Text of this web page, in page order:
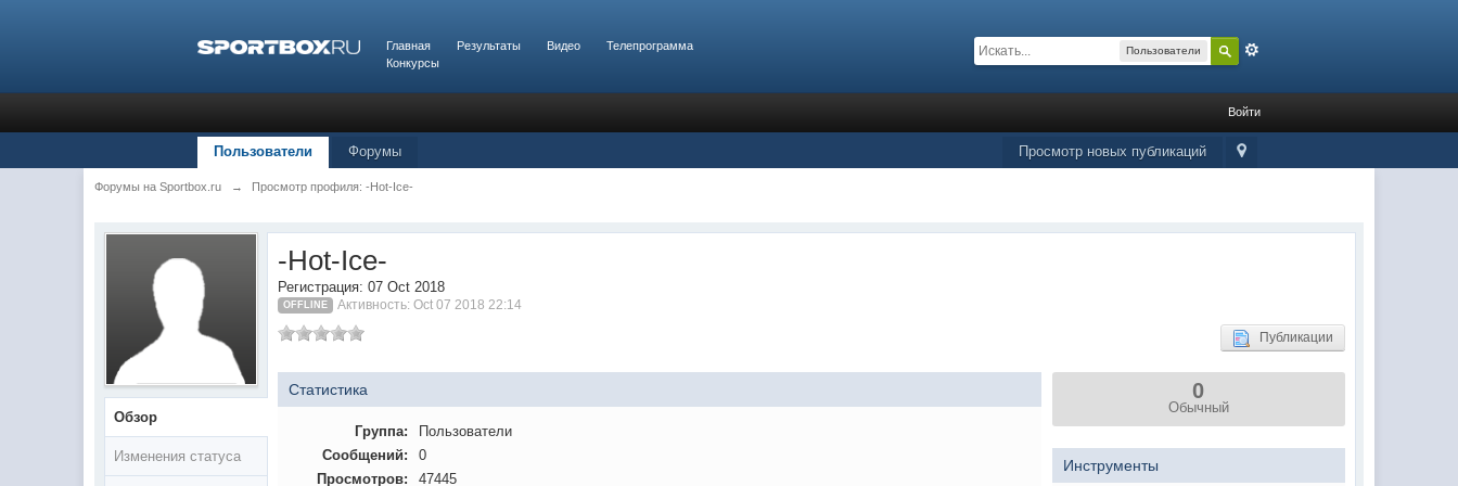
Главная Результаты Видео
Телепрограмма
Конкурсы
Пользователи
Войти
Просмотр новых публикаций
Пользователи Форумы
Форумы на Sportbox.ru → Просмотр профиля: -Hot-Ice-
Обзор
Изменения статуса
-Hot-Ice-
Регистрация: 07 Oct 2018
OFFLINE Активность: Oct 07 2018 22:14
Публикации
Статистика
Группа:
Пользователи
Сообщений:
0
Просмотров:
47445
0
Обычный
Инструменты